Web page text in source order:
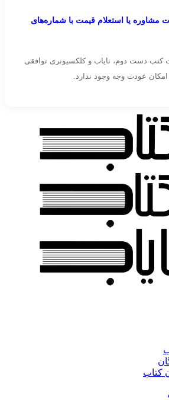
مشاوره یا استعلام قیمت با شماره‌های
کتب دست دوم، نایاب و کلکسیونری توافقی
عودت وجه وجود ندارد.
کتاب